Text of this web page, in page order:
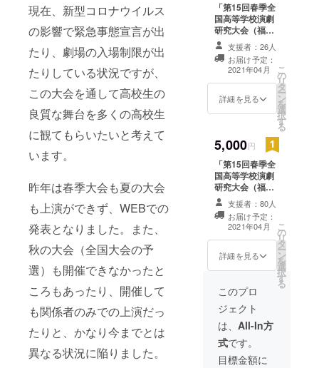
現在、新型コロナウイルス
の影響で緊急事態宣言が出
たり、劇場の入場制限が出
たりしている状況ですが、
この大会を通して高校生の
良質な舞台を多くの高校生
に観てもらいたいと考えて
います。
昨年は春季大会も夏の大会
も上演ができず、WEBでの
発表となりました。また、
秋の大会（全国大会の予
選）も開催できなかったと
ころもあったり、開催して
も関係者のみでの上演だっ
たりと、かなり今までとは
異なる状況に陥りました。
「第15回春季全
国高等学校演劇
研究大会（福岡
大会）」Twitter
にて応援メッ
セージを紹介
し、お礼のコメ
ントを掲載しま
す。紹介は大会
ます。 また、大
会パンフレット
を送ります。
支援者：26人
お届け予定：
2021年04月
詳細を見る
こ
の
リ
タ
ー
ン
を
選
択
す
る
5,000円
「第15回春季全
国高等学校演劇
研究大会（福岡
大会）」Twitter
にて応援メッ
セージを紹介
し、お礼のコメ
ントを掲載しま
す。紹介は大会
（日））に行い
ます。 また、大
会パンフレット
と大会記念Ｔ
シャツを送りま
す。
支援者：80人
お届け予定：
2021年04月
詳細を見る
こ
の
リ
タ
ー
ン
を
選
択
す
る
このプロ
ジェクト
は、 All-In方
式です。
目標金額に